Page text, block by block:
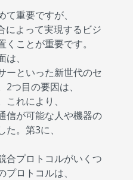
重要ですが、
によって実現するビジ
ことが重要です。
、
ーといった新世代のセ
つ目の要因は、
れにより、
信が可能な人や機器の
。第3に、
合プロトコルがいくつ
ロトコルは、